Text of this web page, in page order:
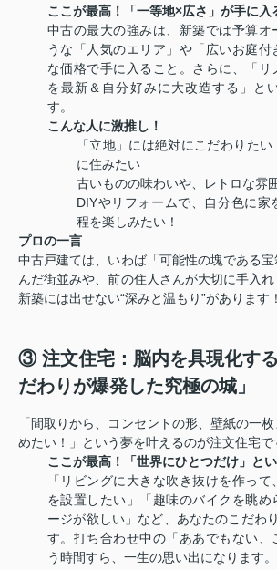
ここが最高！「一等地×広さ」が手に入
中古の最大の強みは、新築では予算オ
うな「人気のエリア」や「広いお庭付
な価格で手に入ること。さらに、「リ
を最新＆自分好みに大改造する」と
す。
こんな人に激推し！
「立地」には絶対にこだわりた
に住みたい
古いものの味わいや、レトロな雰
DIYやリフォームで、自分色に家
程を楽しみたい！
プロの一言
中古戸建ては、いわば「可能性の塊である
んだ街並みや、前の住人さんが大切に手入れ
新築には出せない“深みと温もり”があります！
③ 注文住宅：脳内を具現化す
だわりが爆発した究極の城」
「間取りから、コンセントの形、壁紙の一
めたい！」という夢を叶えるのが注文住宅で
ここが最高！「世界にひとつだけ」と
「リビングに大きな吹き抜けを作っ
を設置したい」「趣味のバイクを眺め
ージが欲しい」など、あなたのこだわ
す。打ち合わせ中の「ああでもない、
う時間すら、一生の思い出になります。